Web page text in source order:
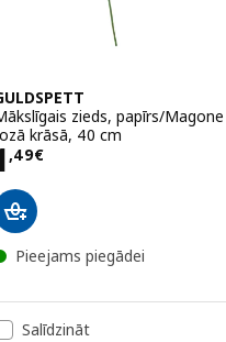
zieds, papīrs/Magone
krāsā, 40 cm
,49€ 1,49€
Pieejams piegādei
Salīdzināt